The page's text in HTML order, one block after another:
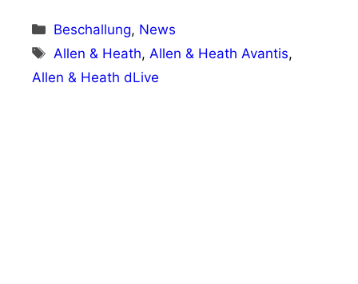
Kategorien
Beschallung, News
Schlagwörter
Allen & Heath, Allen & Heath Avantis,
Allen & Heath dLive